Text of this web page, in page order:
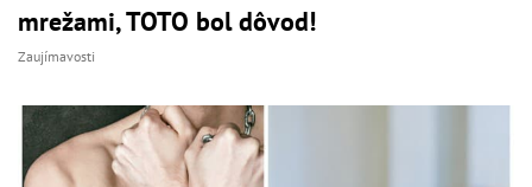
mrežami, TOTO bol dôvod!
Zaujímavosti